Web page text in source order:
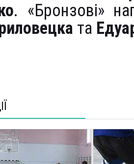
. «Бронзові»
та